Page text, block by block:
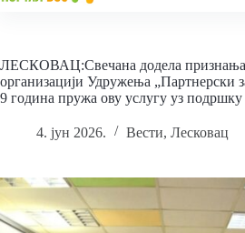
ЛЕСКОВАЦ:Свечана додела
организацији Удружења „Партнерски
9 година пружа ову услугу уз подршку
4. јун 2026. Вести, Лесковац